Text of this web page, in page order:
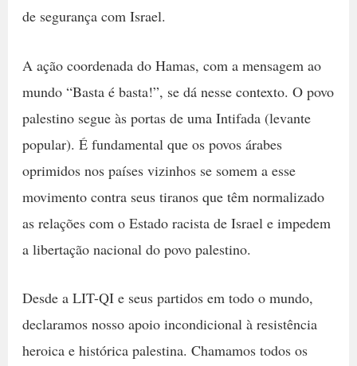
de segurança com Israel.
A ação coordenada do Hamas, com a mensagem ao
mundo “Basta é basta!”, se dá nesse contexto. O povo
palestino segue às portas de uma Intifada (levante
popular). É fundamental que os povos árabes
oprimidos nos países vizinhos se somem a esse
movimento contra seus tiranos que têm normalizado
as relações com o Estado racista de Israel e impedem
a libertação nacional do povo palestino.
Desde a LIT-QI e seus partidos em todo o mundo,
declaramos nosso apoio incondicional à resistência
heroica e histórica palestina. Chamamos todos os